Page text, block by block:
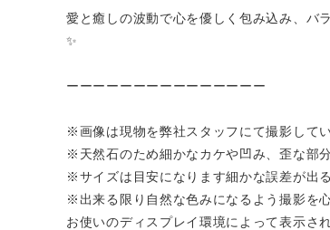
愛と癒しの波動で心を優しく包み込み、バ
✨
ーーーーーーーーーーーーーーー
※画像は現物を弊社スタッフにて撮影してい
※天然石のため細かなカケや凹み、歪な部
※サイズは目安になります細かな誤差が出
※出来る限り自然な色みになるよう撮影を
お使いのディスプレイ環境によって表示さ